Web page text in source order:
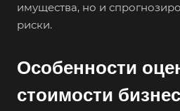
имущества, но и
риски.
Особенности
стоимости